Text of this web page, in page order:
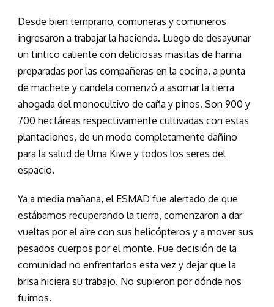
Desde bien temprano, comuneras y comuneros
ingresaron a trabajar la hacienda. Luego de desayunar
un tintico caliente con deliciosas masitas de harina
preparadas por las compañeras en la cocina, a punta
de machete y candela comenzó a asomar la tierra
ahogada del monocultivo de caña y pinos. Son 900 y
700 hectáreas respectivamente cultivadas con estas
plantaciones, de un modo completamente dañino
para la salud de Uma Kiwe y todos los seres del
espacio.
Ya a media mañana, el ESMAD fue alertado de que
estábamos recuperando la tierra, comenzaron a dar
vueltas por el aire con sus helicópteros y a mover sus
pesados cuerpos por el monte. Fue decisión de la
comunidad no enfrentarlos esta vez y dejar que la
brisa hiciera su trabajo. No supieron por dónde nos
fuimos.